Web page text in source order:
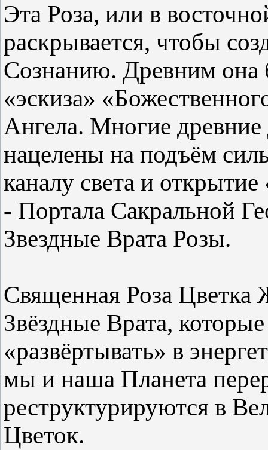
Эта Роза, или в
раскрывается, чтобы
Сознанию. Древним она
«эскиза»
Ангела. Многие
нацелены на подъём
каналу света и открытие
- Портала Сакральной
Звездные Врата Розы.
Священная Роза Цветка
Звёздные Врата,
«развёртывать» в
мы и наша Планета
реструктурируются в
Цветок.